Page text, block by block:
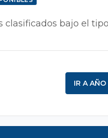
clasificados bajo el
IR A AÑO